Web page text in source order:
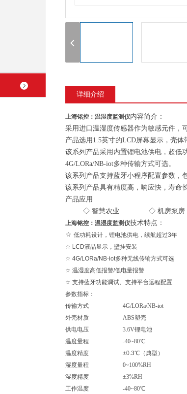
详细介绍
上海铭控： 温湿度监测仪内容简介：
采用进口温湿度传感器作为敏感元件，
产品选用1.5英寸的LCD屏幕显示，壳体
该系列产品采用内置锂电池供电，超低
4G/LORa/NB-iot多种传输方式可选。
该系列产品支持蓝牙小程序配置参数，
该系列产品具有精度高，响应快，寿命
产品应用
◇ 智慧农业 ◇ 机房
上海铭控： 温湿度监测仪技术特点：
☆ 低功耗设计，锂电池供电，续航超过3年
☆ LCD液晶显示，壁挂安装
☆ 4G/LORa/NB-iot多种无线传输方式可选
☆ 温湿度高低报警/低电量报警
☆ 支持蓝牙功能调试、支持平台远程配置
参数指标：
传输方式 4G/LORa/NB-iot
外壳材质 ABS塑壳
供电电压 3.6V锂电池
温度量程 -40~80℃
温度精度 ±0.3℃（典型）
湿度量程 0~100%RH
湿度精度 ±3%RH
工作温度 -40~80℃